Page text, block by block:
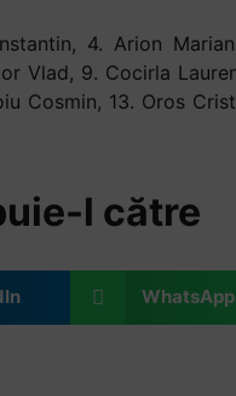
4. Arion
Vlad, 9. Cocirla
Cosmin, 13. Oros
l către
WhatsApp